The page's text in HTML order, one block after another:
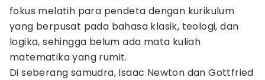
fokus melatih para pendeta dengan kurikulum
yang berpusat pada bahasa klasik, teologi, dan
logika, sehingga belum ada mata kuliah
matematika yang rumit.
Di seberang samudra, Isaac Newton dan Gottfried